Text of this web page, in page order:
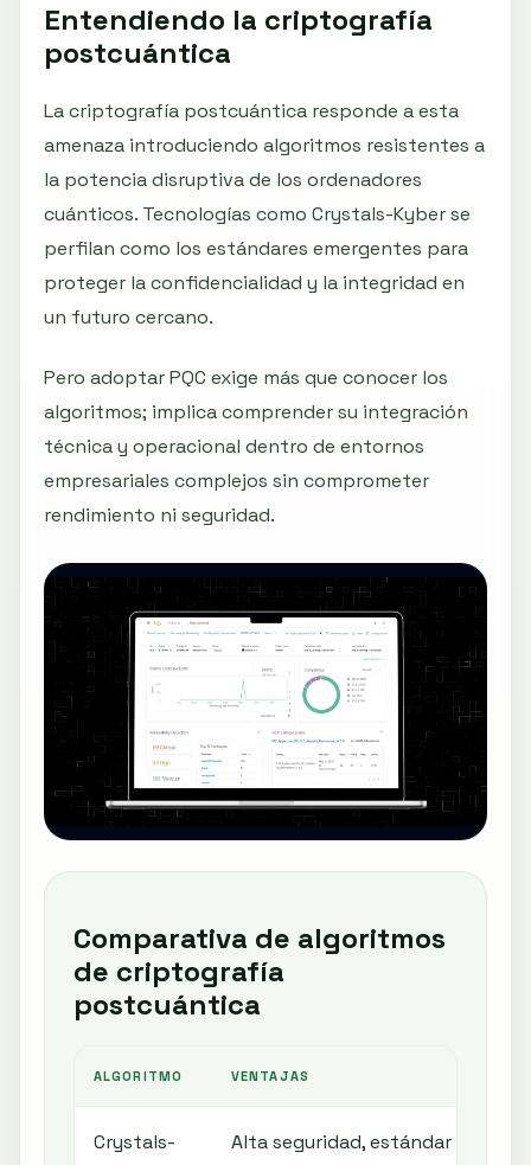
Entendiendo la criptografía
postcuántica
La criptografía postcuántica responde a esta
amenaza introduciendo algoritmos resistentes a
la potencia disruptiva de los ordenadores
cuánticos. Tecnologías como Crystals-Kyber se
perfilan como los estándares emergentes para
proteger la confidencialidad y la integridad en
un futuro cercano.
Pero adoptar PQC exige más que conocer los
algoritmos; implica comprender su integración
técnica y operacional dentro de entornos
empresariales complejos sin comprometer
rendimiento ni seguridad.
Comparativa de algoritmos
de criptografía
postcuántica
ALGORITMO VENTAJAS
Crystals-
Alta seguridad, estándar